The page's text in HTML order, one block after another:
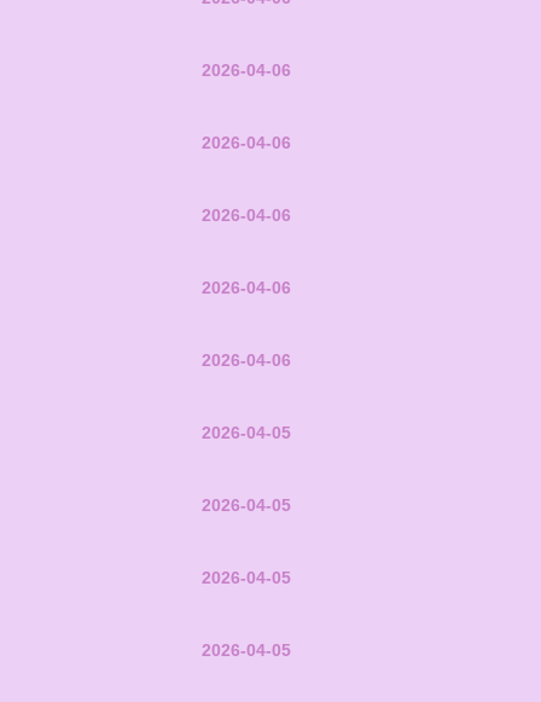
2026-04-06
2026-04-06
2026-04-06
2026-04-06
2026-04-06
2026-04-05
2026-04-05
2026-04-05
2026-04-05